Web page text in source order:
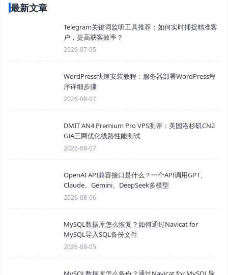
最新文章
Telegram关键词监听工具推荐：如何实时捕捉精准客
户，提高获客效率？
2026-07-05
WordPress快速安装教程：服务器部署WordPress程
序详细步骤
2026-08-07
DMIT AN4 Premium Pro VPS测评：美国洛杉矶CN2
GIA三网优化线路性能测试
2026-08-07
OpenAI API兼容接口是什么？一个API调用GPT、
Claude、Gemini、DeepSeek多模型
2026-08-06
MySQL数据库怎么恢复？如何通过Navicat for
MySQL导入SQL备份文件
2026-08-05